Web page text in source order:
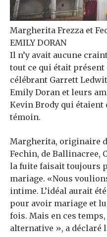
Margherita Frezza et
EMILY DORAN
Il n’y avait aucune
tout ce qui était
célébrant Garrett
Emily Doran et leurs
Kevin Brody qui étaient
témoin.
Margherita, originaire
Fechin, de Ballinacree,
la fuite faisait toujours
mariage. «Nous
intime. L’idéal aurait
pour avoir mariage et
fois. Mais en ces
alternative », a déclaré